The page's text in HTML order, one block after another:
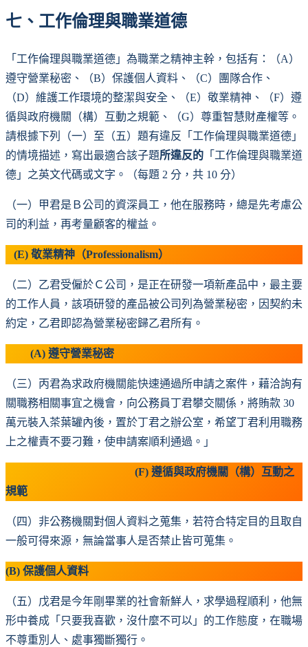
七、工作倫理與職業道德
「工作倫理與職業道德」為職業之精神主幹，包括有：（A）
遵守營業秘密、（B）保護個人資料、（C）團隊合作、
（D）維護工作環境的整潔與安全、（E）敬業精神、（F）遵
循與政府機關（構）互動之規範、（G）尊重智慧財產權等。
請根據下列（一）至（五）題有違反「工作倫理與職業道德」
的情境描述，寫出最適合該子題所違反的 「工作倫理與職業道
德」之英文代碼或文字。（每題 2 分，共 10 分）
（一）甲君是Ｂ公司的資深員工，他在服務時，總是先考慮公
司的利益，再考量顧客的權益。
(E) 敬業精神（Professionalism）
（二）乙君受僱於Ｃ公司，是正在研發一項新產品中，最主要
的工作人員，該項研發的產品被公司列為營業秘密，因契約未
約定，乙君即認為營業秘密歸乙君所有。
(A) 遵守營業秘密
（三）丙君為求政府機關能快速通過所申請之案件，藉洽詢有
關職務相關事宜之機會，向公務員丁君攀交關係，將賄款 30
萬元裝入茶葉罐內後，置於丁君之辦公室，希望丁君利用職務
上之權責不要刁難，使申請案順利通過。」
(F) 遵循與政府機關（構）互動之
規範
（四）非公務機關對個人資料之蒐集，若符合特定目的且取自
一般可得來源，無論當事人是否禁止皆可蒐集。
(B) 保護個人資料
（五）戊君是今年剛畢業的社會新鮮人，求學過程順利，他無
形中養成「只要我喜歡，沒什麼不可以」的工作態度，在職場
不尊重別人、處事獨斷獨行。